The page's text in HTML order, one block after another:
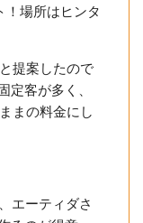
！場所はヒンタ
提案したので
定客が多く、
まの料金にし
エーティダさ